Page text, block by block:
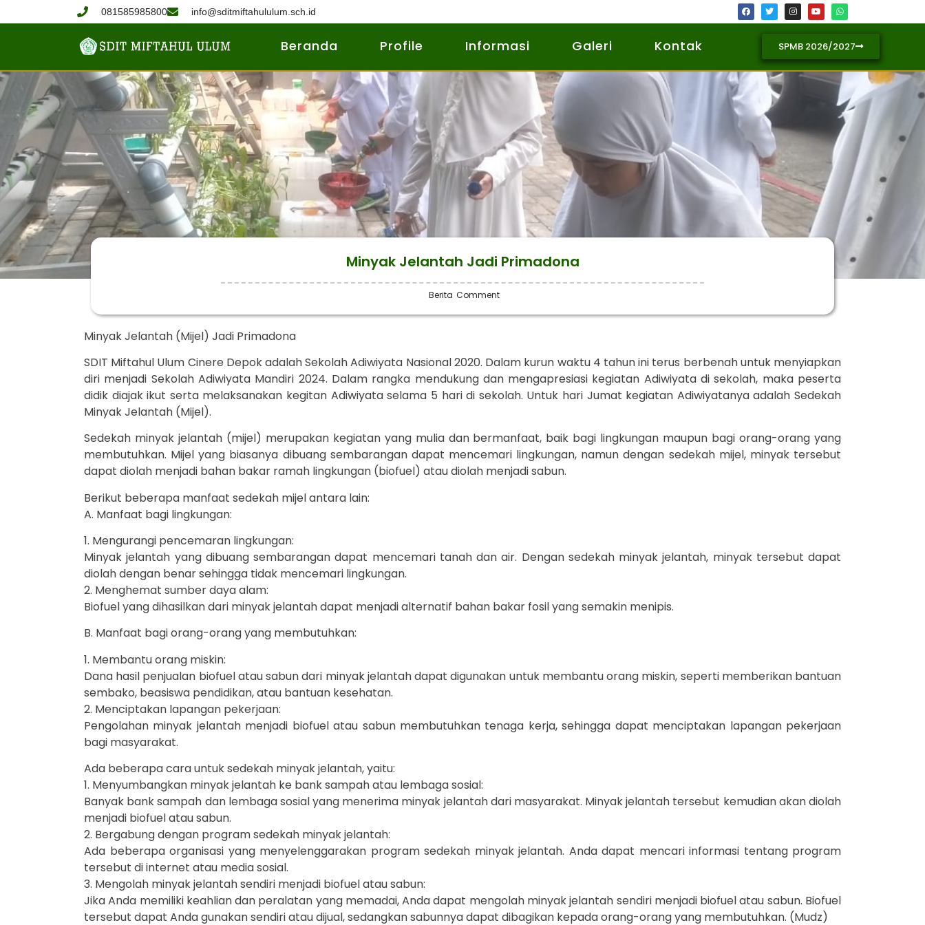
081585985800 info@sditmiftahululum.sch.id
Beranda Profile Informasi Galeri Kontak SPMB 2026/2027
Minyak Jelantah Jadi Primadona
Berita Comment
Minyak Jelantah (Mijel) Jadi Primadona
SDIT Miftahul Ulum Cinere Depok adalah Sekolah Adiwiyata Nasional 2020. Dalam kurun waktu 4 tahun ini terus berbenah untuk menyiapkan
diri menjadi Sekolah Adiwiyata Mandiri 2024. Dalam rangka mendukung dan mengapresiasi kegiatan Adiwiyata di sekolah, maka peserta
didik diajak ikut serta melaksanakan kegitan Adiwiyata selama 5 hari di sekolah. Untuk hari Jumat kegiatan Adiwiyatanya adalah Sedekah
Minyak Jelantah (Mijel).
Sedekah minyak jelantah (mijel) merupakan kegiatan yang mulia dan bermanfaat, baik bagi lingkungan maupun bagi orang-orang yang
membutuhkan. Mijel yang biasanya dibuang sembarangan dapat mencemari lingkungan, namun dengan sedekah mijel, minyak tersebut
dapat diolah menjadi bahan bakar ramah lingkungan (biofuel) atau diolah menjadi sabun.
Berikut beberapa manfaat sedekah mijel antara lain:
A. Manfaat bagi lingkungan:
1. Mengurangi pencemaran lingkungan:
Minyak jelantah yang dibuang sembarangan dapat mencemari tanah dan air. Dengan sedekah minyak jelantah, minyak tersebut dapat
diolah dengan benar sehingga tidak mencemari lingkungan.
2. Menghemat sumber daya alam:
Biofuel yang dihasilkan dari minyak jelantah dapat menjadi alternatif bahan bakar fosil yang semakin menipis.
B. Manfaat bagi orang-orang yang membutuhkan:
1. Membantu orang miskin:
Dana hasil penjualan biofuel atau sabun dari minyak jelantah dapat digunakan untuk membantu orang miskin, seperti memberikan bantuan
sembako, beasiswa pendidikan, atau bantuan kesehatan.
2. Menciptakan lapangan pekerjaan:
Pengolahan minyak jelantah menjadi biofuel atau sabun membutuhkan tenaga kerja, sehingga dapat menciptakan lapangan pekerjaan
bagi masyarakat.
Ada beberapa cara untuk sedekah minyak jelantah, yaitu:
1. Menyumbangkan minyak jelantah ke bank sampah atau lembaga sosial:
Banyak bank sampah dan lembaga sosial yang menerima minyak jelantah dari masyarakat. Minyak jelantah tersebut kemudian akan diolah
menjadi biofuel atau sabun.
2. Bergabung dengan program sedekah minyak jelantah:
Ada beberapa organisasi yang menyelenggarakan program sedekah minyak jelantah. Anda dapat mencari informasi tentang program
tersebut di internet atau media sosial.
3. Mengolah minyak jelantah sendiri menjadi biofuel atau sabun:
Jika Anda memiliki keahlian dan peralatan yang memadai, Anda dapat mengolah minyak jelantah sendiri menjadi biofuel atau sabun. Biofuel
tersebut dapat Anda gunakan sendiri atau dijual, sedangkan sabunnya dapat dibagikan kepada orang-orang yang membutuhkan. (Mudz)